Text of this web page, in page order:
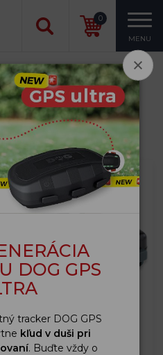
DOG GPS
tracker DOG GPS
kľud v duši pri
. Buďte vždy o
0
MENU
trackery